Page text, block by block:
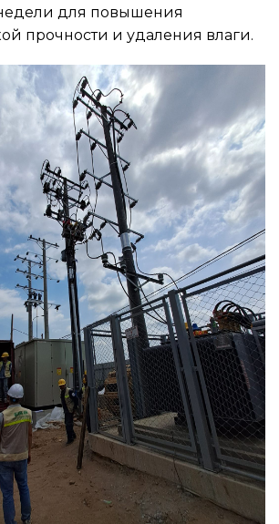
для повышения
прочности и удаления влаги.